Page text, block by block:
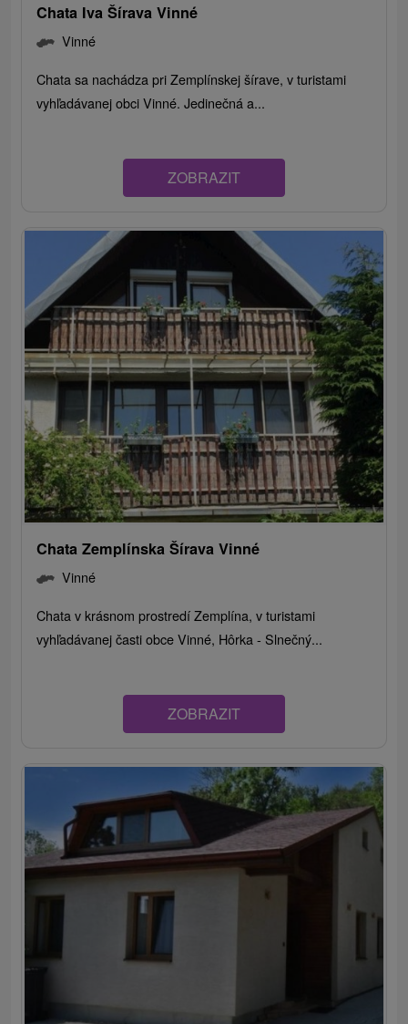
Chata Iva Šírava Vinné
Vinné
Chata sa nachádza pri Zemplínskej šírave, v turistami
vyhľadávanej obci Vinné. Jedinečná a...
ZOBRAZIT
Chata Zemplínska Šírava Vinné
Vinné
Chata v krásnom prostredí Zemplína, v turistami
vyhľadávanej časti obce Vinné, Hôrka - Slnečný...
ZOBRAZIT